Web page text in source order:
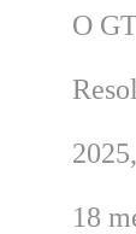
O
18